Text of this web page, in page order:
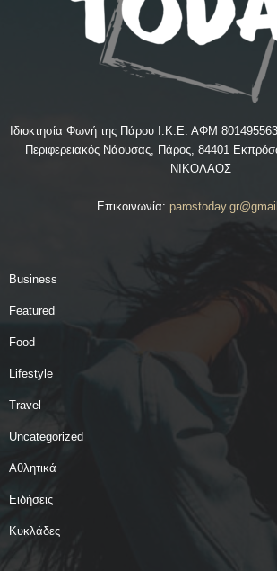
Ιδιοκτησία Φωνή της Πάρου Ι.Κ.Ε. ΑΦΜ
Περιφερειακός Νάουσας, Πάρος, 84401
ΝΙΚΟΛΑΟΣ
Επικοινωνία:
Business
Featured
Food
Lifestyle
Travel
Uncategorized
Αθλητικά
Ειδήσεις
Κυκλάδες